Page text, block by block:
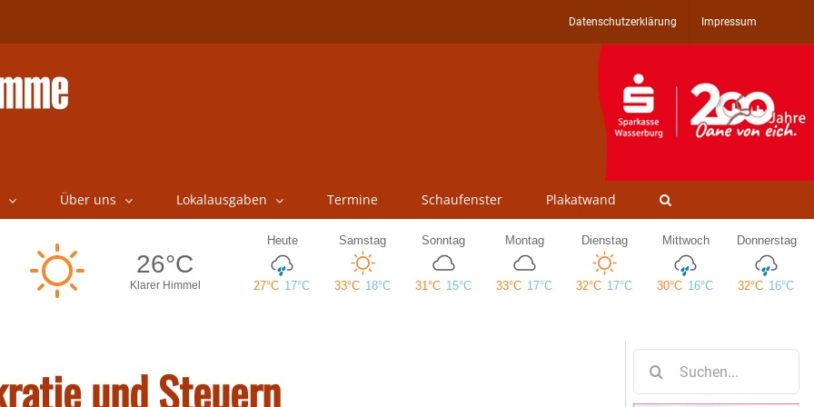
Datenschutzerklärung Impressum
Über uns Lokalausgaben Termine Schaufenster Plakatwand
und Steuern
nach: